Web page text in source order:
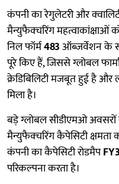
कंपनी का रेगुलेटरी और
मैन्युफैक्चरिंग महत्वाकांक्षाओं
निल फॉर्म483ऑब्ज़र्वेशन के
पूरे किए हैं, जिससे ग्लोबल
क्रेडिबिलिटी मजबूत हुई है और
मिला है।
बड़े ग्लोबल सीडीएमओ अवसरों
मैन्युफैक्चरिंग कैपेसिटी क्षमता
कंपनी का कैपेसिटी रोडमैप
परिकल्पना करता है।